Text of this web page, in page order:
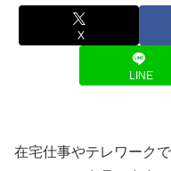
X
LINE
在宅仕事やテレワーク